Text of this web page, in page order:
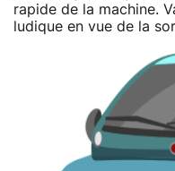
rapide de la machine.
ludique en vue de la